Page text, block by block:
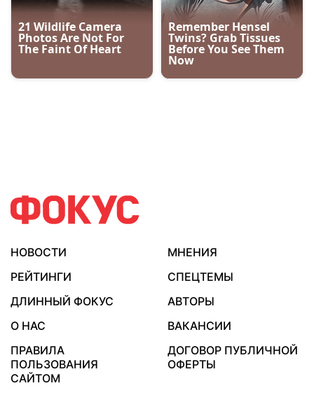
НОВОСТИ
МНЕНИЯ
РЕЙТИНГИ
СПЕЦТЕМЫ
ДЛИННЫЙ ФОКУС
АВТОРЫ
О НАС
ВАКАНСИИ
ПРАВИЛА
ПОЛЬЗОВАНИЯ
САЙТОМ
ДОГОВОР ПУБЛИЧНОЙ
ОФЕРТЫ